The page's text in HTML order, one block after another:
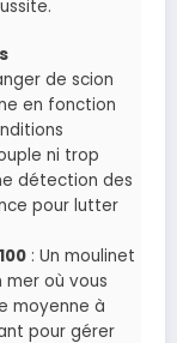
de scion
en fonction
ni trop
détection des
pour lutter
: Un moulinet
où vous
moyenne à
pour gérer